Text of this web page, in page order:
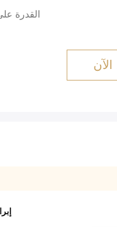
القدرة